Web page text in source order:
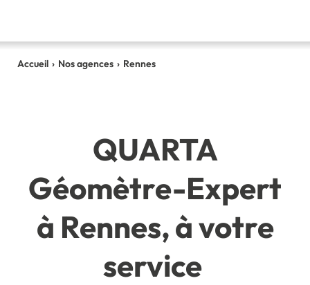
Accueil › Nos agences › Rennes
QUARTA
Géomètre-Expert
à Rennes, à votre
service